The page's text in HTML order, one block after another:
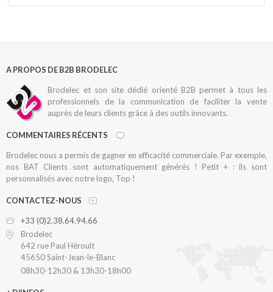
A PROPOS DE B2B BRODELEC
Brodelec et son site dédié orienté B2B permet à tous les
professionnels de la communication de faciliter la vente
auprès de leurs clients grâce à des outils innovants.
COMMENTAIRES RÉCENTS
Brodelec nous a permis de gagner en efficacité commerciale. Par exemple,
nos BAT Clients sont automatiquement générés ! Petit + : ils sont
personnalisés avec notre logo, Top !
CONTACTEZ-NOUS
+33 (0)2.38.64.94.66
Brodelec
642 rue Paul Héroult
45650 Saint-Jean-le-Blanc
08h30-12h30 & 13h30-18h00